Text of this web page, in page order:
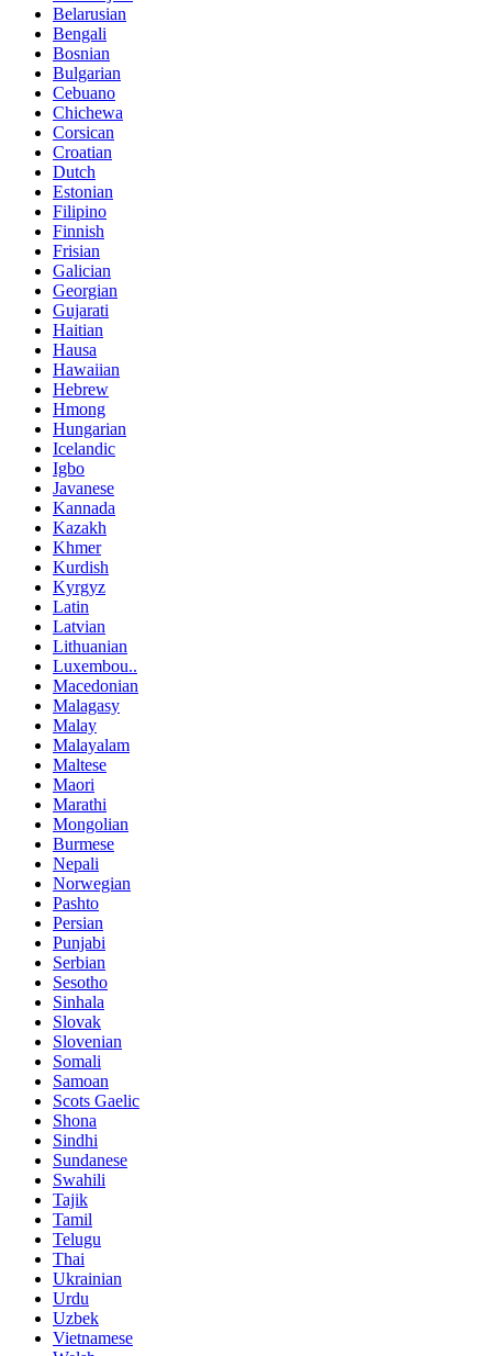
Belarusian
Bengali
Bosnian
Bulgarian
Cebuano
Chichewa
Corsican
Croatian
Dutch
Estonian
Filipino
Finnish
Frisian
Galician
Georgian
Gujarati
Haitian
Hausa
Hawaiian
Hebrew
Hmong
Hungarian
Icelandic
Igbo
Javanese
Kannada
Kazakh
Khmer
Kurdish
Kyrgyz
Latin
Latvian
Lithuanian
Luxembou..
Macedonian
Malagasy
Malay
Malayalam
Maltese
Maori
Marathi
Mongolian
Burmese
Nepali
Norwegian
Pashto
Persian
Punjabi
Serbian
Sesotho
Sinhala
Slovak
Slovenian
Somali
Samoan
Scots Gaelic
Shona
Sindhi
Sundanese
Swahili
Tajik
Tamil
Telugu
Thai
Ukrainian
Urdu
Uzbek
Vietnamese